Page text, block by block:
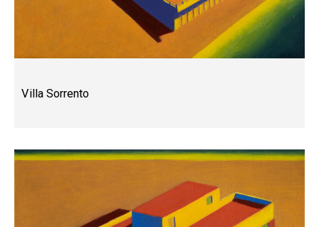
Villa Sorrento